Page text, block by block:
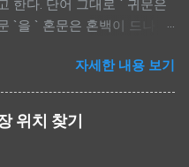
한다. 단어 그대로 ` 귀문은
`을 ` 혼문은 혼백이 드나드
신경쓰는 부분이며, 혼문은
하다. 특히, 애니메이션 ` 케
에서 귀문과 혼문이란 단어가
자아낸다. 애니메이션에서
자세한 내용 보기
위치 찾기